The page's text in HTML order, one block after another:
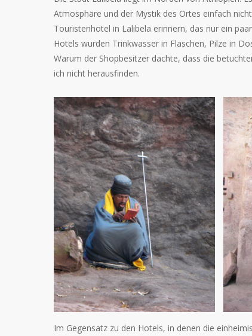
Atmosphäre und der Mystik des Ortes einfach
Touristenhotel in Lalibela erinnern, das nur ein
Hotels wurden Trinkwasser in Flaschen, Pilze in
Warum der Shopbesitzer dachte, dass die
ich nicht herausfinden.
Im Gegensatz zu den Hotels, in denen die